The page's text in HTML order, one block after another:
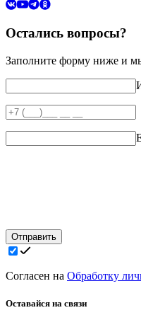
Остались вопросы?
Заполните форму ниже и
Отправить
Согласен на Обработку
Оставайся на связи